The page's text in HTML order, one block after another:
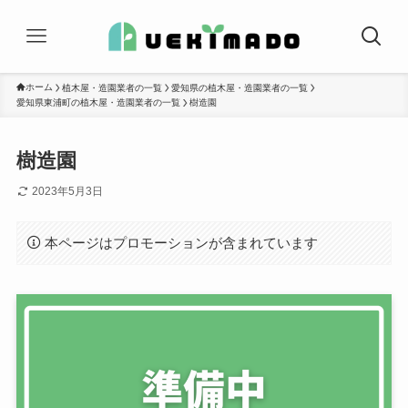
ホーム 植木屋・造園業者の一覧
愛知県の植木屋・造園業者の一覧
愛知県東浦町の植木屋・造園業者の一覧
樹造園
樹造園
2023年5月3日
本ページはプロモーションが含まれています